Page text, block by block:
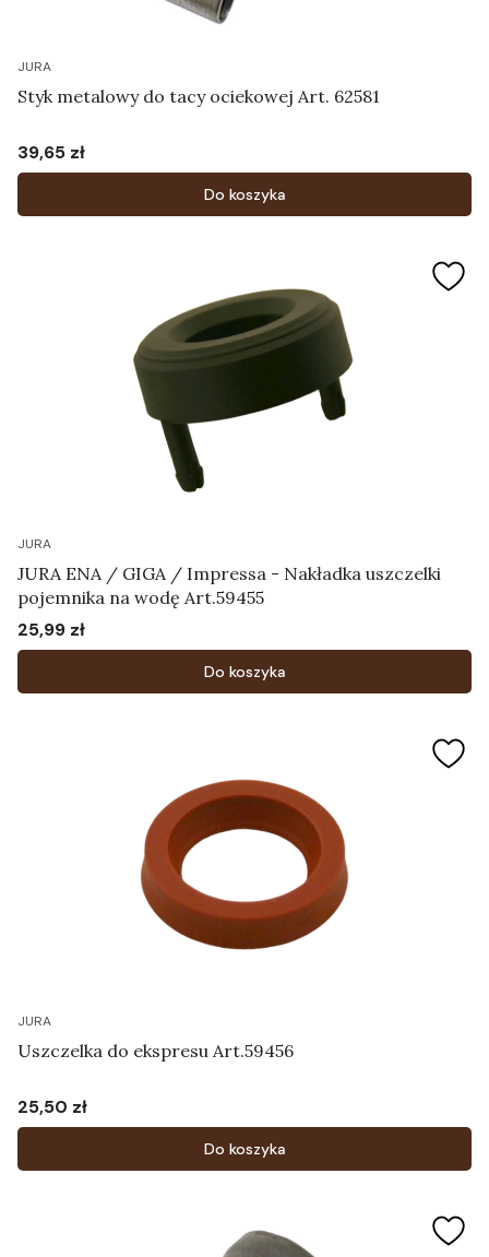
JURA
Styk metalowy do tacy ociekowej Art. 62581
Cena
39,65 zł
Do koszyka
JURA
JURA ENA / GIGA / Impressa - Nakładka uszczelki
pojemnika na wodę Art.59455
Cena
25,99 zł
Do koszyka
JURA
Uszczelka do ekspresu Art.59456
Cena
25,50 zł
Do koszyka